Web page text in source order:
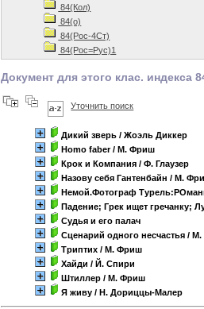
84(Кол)
84(о)
84(Рос-4Ст)
84(Рос=Рус)1
Документ для этого клас. индекса
Уточнить поиск
Дикий зверь / Жоэль Диккер
Homo faber/ М. Фриш
Крок и Компания / Ф. Глаузер
Назову себя Гантенбайн / М.
Немой.Фотограф
Падение; Грек ищет гречанку;
Судья и его палач
Сценарий одного несчастья / М.
Триптих / М. Фриш
Хайди / Й. Спири
Штиллер / М. Фриш
Я живу / Н. Дориццы-Малер